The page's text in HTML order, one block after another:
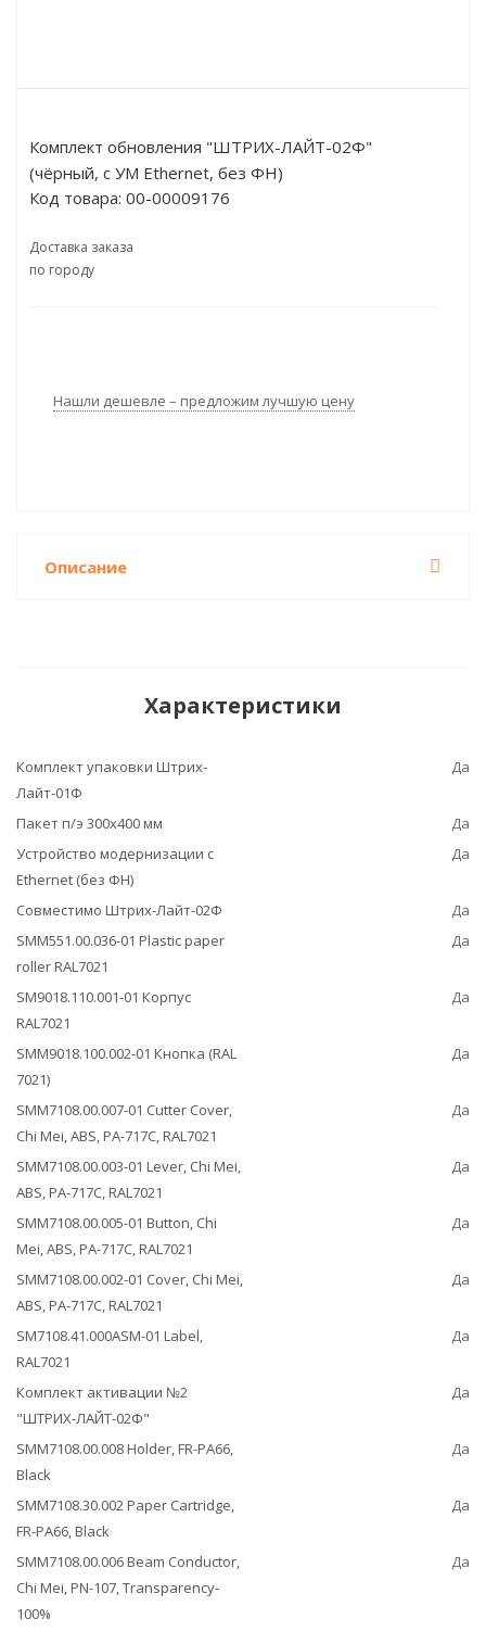
Комплект обновления "ШТРИХ-ЛАЙТ-02Ф"
(чёрный, с УМ Ethernet, без ФН)
Код товара: 00-00009176
Доставка заказа
по городу
Нашли дешевле – предложим лучшую цену
Описание
Характеристики
Комплект упаковки Штрих-
Лайт-01Ф
Да
Пакет п/э 300x400 мм
Да
Устройство модернизации с
Ethernet (без ФН)
Да
Совместимо Штрих-Лайт-02Ф
Да
SMM551.00.036-01 Plastic paper
roller RAL7021
Да
SM9018.110.001-01 Корпус
RAL7021
Да
SMM9018.100.002-01 Кнопка (RAL
7021)
Да
SMM7108.00.007-01 Cutter Cover,
Chi Mei, ABS, PA-717C, RAL7021
Да
SMM7108.00.003-01 Lever, Chi Mei,
ABS, PA-717C, RAL7021
Да
SMM7108.00.005-01 Button, Chi
Mei, ABS, PA-717C, RAL7021
Да
SMM7108.00.002-01 Cover, Chi Mei,
ABS, PA-717C, RAL7021
Да
SM7108.41.000ASM-01 Label,
RAL7021
Да
Комплект активации №2
"ШТРИХ-ЛАЙТ-02Ф"
Да
SMM7108.00.008 Holder, FR-PA66,
Black
Да
SMM7108.30.002 Paper Cartridge,
FR-PA66, Black
Да
SMM7108.00.006 Beam Conductor,
Chi Mei, PN-107, Transparency-
100%
Да